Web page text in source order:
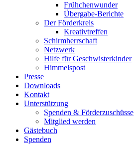
Frühchenwunder
Übergabe-Berichte
Der Förderkreis
Kreativtreffen
Schirmherrschaft
Netzwerk
Hilfe für Geschwisterkinder
Himmelspost
Presse
Downloads
Kontakt
Unterstützung
Spenden & Förderzuschüsse
Mitglied werden
Gästebuch
Spenden